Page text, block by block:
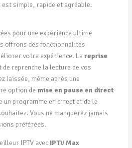
est simple, rapide et agréable.
pour une expérience ultime
offrons des fonctionnalités
votre expérience. La reprise
de reprendre la lecture de vos
laissée, même après une
option de mise en pause en direct
un programme en direct et de le
Vous ne manquerez jamais
préférées.
IPTV avec IPTV Max